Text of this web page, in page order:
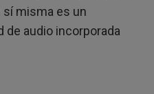
sí misma es un
de audio incorporada